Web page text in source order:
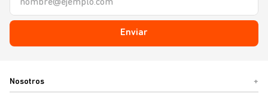
Enviar
Nosotros +